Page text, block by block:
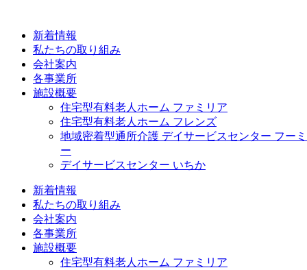
新着情報
私たちの取り組み
会社案内
各事業所
施設概要
住宅型有料老人ホーム ファミリア
住宅型有料老人ホーム フレンズ
地域密着型通所介護 デイサービスセンター フーミ
ー
デイサービスセンター いちか
新着情報
私たちの取り組み
会社案内
各事業所
施設概要
住宅型有料老人ホーム ファミリア